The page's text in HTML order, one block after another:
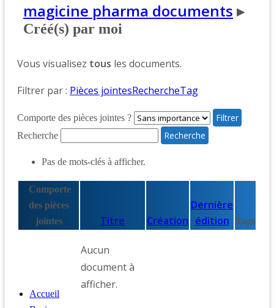
magicine pharma documents ▸
Créé(s) par moi
Vous visualisez tous les documents.
Filtrer par : Pièces jointesRechercheTag
Comporte des pièces jointes ?
Recherche
Pas de mots-clés à afficher.
Comporte
des pièces
jointes
Titre Création
Dernière
édition
Tags
Aucun
document à
afficher.
Accueil